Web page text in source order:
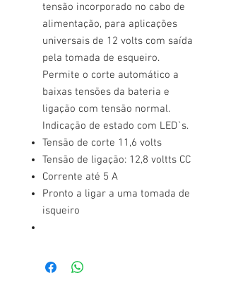
tensão incorporado no cabo de
alimentação, para aplicações
universais de 12 volts com saída
pela tomada de esqueiro.
Permite o corte automático a
baixas tensões da bateria e
ligação com tensão normal.
Indicação de estado com LED`s.
Tensão de corte 11,6 volts
Tensão de ligação: 12,8 voltts CC
Corrente até 5 A
Pronto a ligar a uma tomada de
isqueiro